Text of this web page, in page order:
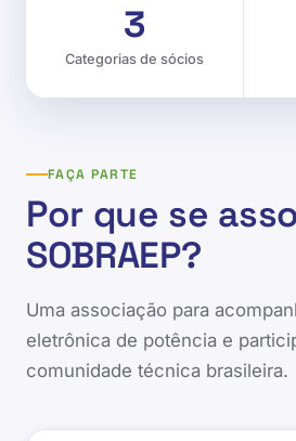
3
Categorias de sócios
FAÇA PARTE
Por que se
SOBRAEP?
Uma associação para
eletrônica de potência e
comunidade técnica brasileira.